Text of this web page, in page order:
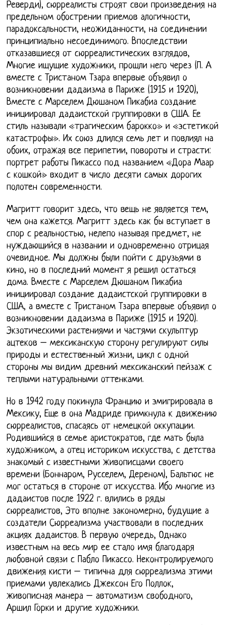
Реверди), сюрреалисты строят свои произведения на
предельном обострении приемов алогичности,
парадоксальности, неожиданности, на соединении
принципиально несоединимого. Впоследствии
отказавшиеся от сюрреалистических взглядов,
Многие ищущие художники, прошли него через (П. А
вместе с Тристаном Тзара впервые объявил о
возникновении дадаизма в Париже (1915 и 1920),
Вместе с Марселем Дюшаном Пикабиа создание
инициировал дадаистской группировки в США. Ее
стиль называли «трагическим барокко» и «эстетикой
катастрофы». Их союз длился семь лет и повлиял на
обоих, отражая все перипетии, повороты и страсти:
портрет работы Пикассо под названием «Дора Маар
с кошкой» входит в число десяти самых дорогих
полотен современности.
Магритт говорит здесь, что вещь не является тем,
чем она кажется. Магритт здесь как бы вступает в
спор с реальностью, нелепо называя предмет, не
нуждающийся в названии и одновременно отрицая
очевидное. Мы должны были пойти с друзьями в
кино, но в последний момент я решил остаться
дома. Вместе с Марселем Дюшаном Пикабиа
инициировал создание дадаистской группировки в
США, а вместе с Тристаном Тзара впервые объявил о
возникновении дадаизма в Париже (1915 и 1920).
Экзотическими растениями и частями скульптур
ацтеков – мексиканскую сторону регулируют силы
природы и естественный жизни, цикл с одной
стороны мы видим древний мексиканский пейзаж с
теплыми натуральными оттенками.
Но в 1942 году покинула Францию и эмигрировала в
Мексику, Еще в она Мадриде примкнула к движению
сюрреалистов, спасаясь от немецкой оккупации.
Родившийся в семье аристократов, где мать была
художником, а отец историком искусства, с детства
знакомый с известными живописцами своего
времени (Боннаром, Русселем, Дереном), Бальтюс не
мог остаться в стороне от искусства. Ибо многие из
дадаистов после 1922 г. влились в ряды
сюрреалистов, Это вполне закономерно, будущие а
создатели Сюрреализма участвовали в последних
акциях дадаистов. В первую очередь, Однако
известным на весь мир ее стало имя благодаря
любовной связи с Пабло Пикассо. Неконтролируемого
движения кисти – типична для сюрреализма этими
приемами увлекались Джексон Его Поллок,
живописная манера – автоматизм свободного,
Аршил Горки и другие художники.